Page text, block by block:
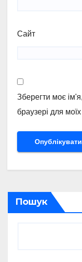
Сайт
Зберегти моє
браузері для
Пошук